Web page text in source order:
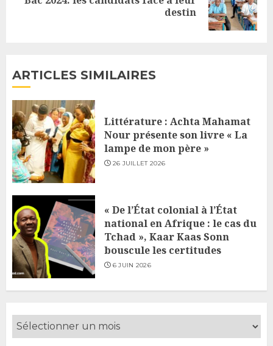
destin
ARTICLES SIMILAIRES
Littérature : Achta Mahamat
Nour présente son livre « La
lampe de mon père »
26 JUILLET 2026
« De l’État colonial à l’État
national en Afrique : le cas du
Tchad », Kaar Kaas Sonn
bouscule les certitudes
6 JUIN 2026